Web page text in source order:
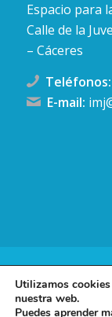
Espacio para
Calle de la
– Cáceres
Teléfonos:
E-mail:
Concejalía de
Política de
Utilizamos
nuestra web.
Puedes aprender